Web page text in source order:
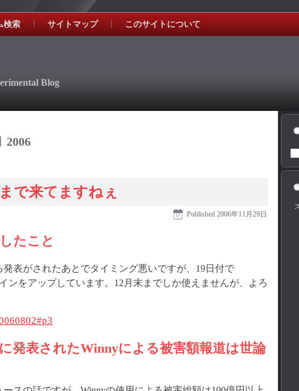
検索 サイトマップ このサイトについて
Blog
2006
で来てますねぇ
Published 2006年11月29日
たこと
表がされたあとでタイミング悪いですが、19日付で
ンをアップしています。12月末までしか使えませんが、よろ
発表されたWinnyによる被害額報道は世論